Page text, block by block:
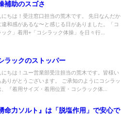
補助のスゴさ
にちは！受注窓口担当の荒木です。 先日なんだか
違和感があるな〜と感じる日がありました。「コ
ック」着用+「コシラック体操」を日々行...
ラックのストッパー
にちは！ユー営業部受注担当の荒木です。皆様い
ありがとうございます。 ご承知のようにコシラッ
、『着用サイズ・着用位置・コシラック体...
命力ソルト』は「脱塩作用」で安心で